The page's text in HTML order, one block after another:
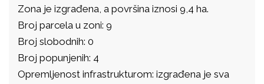
Zona je izgrađena, a površina iznosi 9,4 ha.
Broj parcela u zoni: 9
Broj slobodnih: 0
Broj popunjenih: 4
Opremljenost infrastrukturom: izgrađena je sva